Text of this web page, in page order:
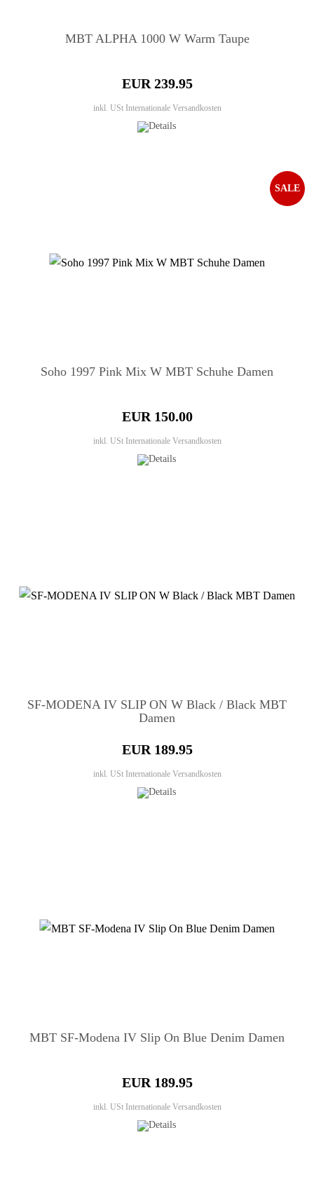
MBT ALPHA 1000 W Warm Taupe
EUR 239.95
inkl. USt Internationale Versandkosten
Soho 1997 Pink Mix W MBT Schuhe Damen
EUR 150.00
inkl. USt Internationale Versandkosten
SALE
SF-MODENA IV SLIP ON W Black / Black MBT
Damen
EUR 189.95
inkl. USt Internationale Versandkosten
MBT SF-Modena IV Slip On Blue Denim Damen
EUR 189.95
inkl. USt Internationale Versandkosten